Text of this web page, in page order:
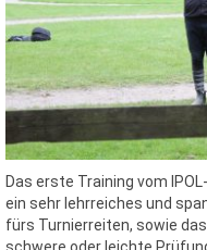
Das erste Training vom
ein sehr lehrreiches und
fürs Turnierreiten, sowie